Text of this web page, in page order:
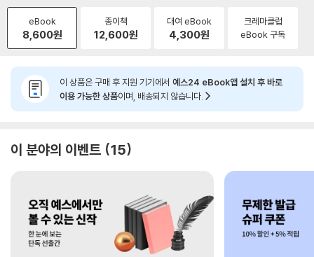
eBook
8,600원
종이책
12,600원
대여 eBook
4,300원
크레마클럽
eBook 구독
이 상품은 구매 후 지원 기기에서 예스24 eBook앱 설치 후 바로
이용 가능한 상품이며, 배송되지 않습니다.
이 분야의 이벤트 15